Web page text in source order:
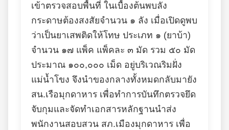
เข้าตรวจสอบพื้นที่ ในเบื้องต้นพบลัง
กระดาษต้องสงสัยจำนวน ๑ ลัง เมื่อเปิดดูพบ
ว่าเป็นยาเสพติดให้โทษ ประเภท ๑ (ยาบ้า)
จำนวน ๑๗ แพ็ค แพ็คละ ๓ มัด รวม ๕๐ มัด
ประมาณ ๑๐๐,๐๐๐ เม็ด อยู่บริเวณริมฝั่ง
แม่น้ำโขง จึงนำของกลางทั้งหมดกลับมายัง
สน.เรือมุกดาหาร เพื่อทำการบันทึกตรวจยึด
จับกุมและจัดทำเอกสารหลักฐานนำส่ง
พนักงานสอบสวน สภ.เมืองมุกดาหาร เพื่อ